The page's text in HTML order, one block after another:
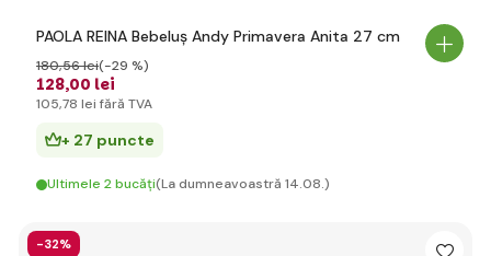
PAOLA REINA Bebeluș Andy Primavera Anita 27 cm
128,00 lei
180,56 lei(-29 %)
105,78 lei fără TVA
+ 27 puncte
Ultimele 2 bucăți(La dumneavoastră 14.08.)
-32%